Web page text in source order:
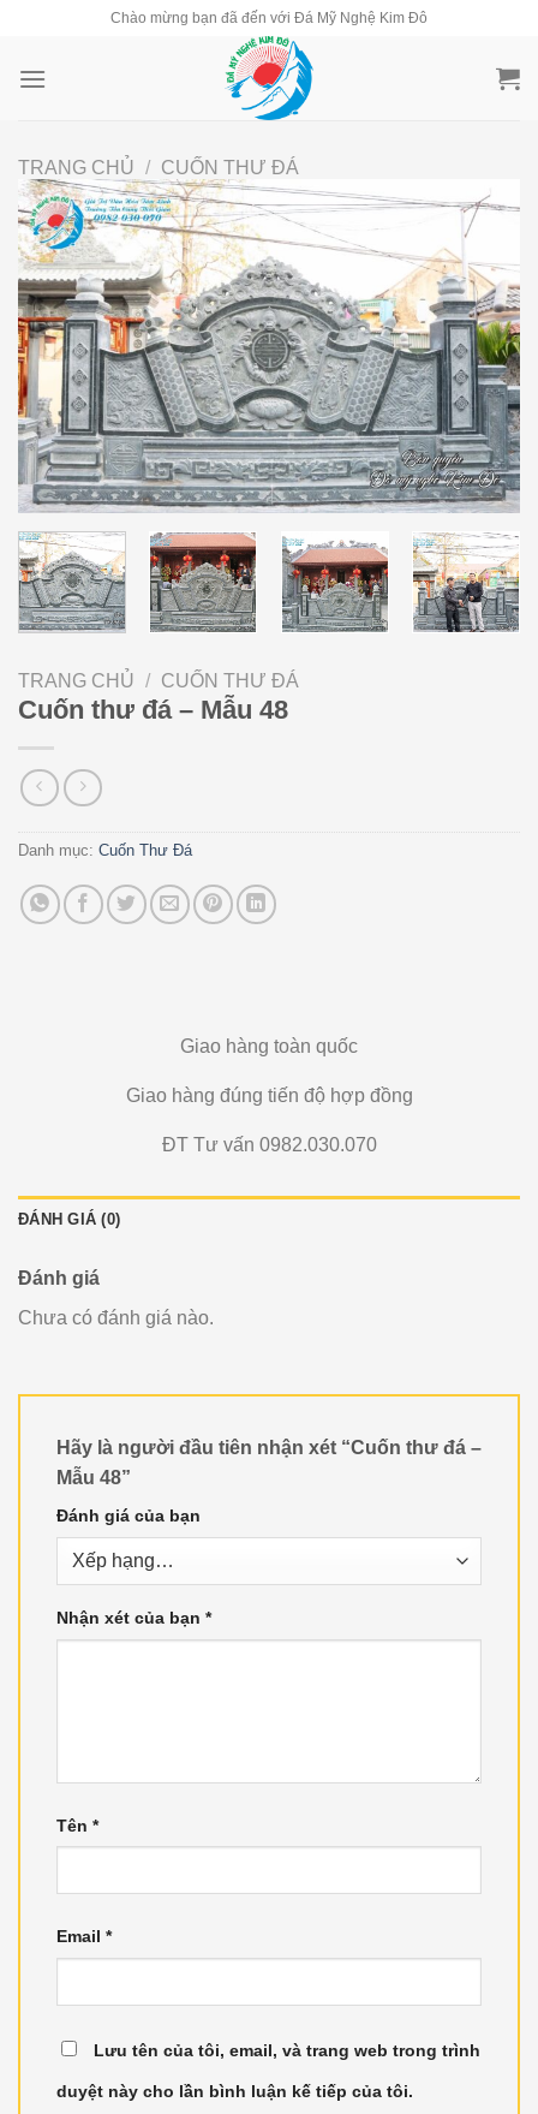
content
Chào mừng bạn đã đến với Đá Mỹ Nghệ Kim Đô
TRANG CHỦ / CUỐN THƯ ĐÁ
TRANG CHỦ / CUỐN THƯ ĐÁ
Cuốn thư đá – Mẫu 48
Danh mục: Cuốn Thư Đá
Giao hàng toàn quốc
Giao hàng đúng tiến độ hợp đồng
ĐT Tư vấn 0982.030.070
ĐÁNH GIÁ (0)
Đánh giá
Chưa có đánh giá nào.
Hãy là người đầu tiên nhận xét “Cuốn thư đá –
Mẫu 48”
Đánh giá của bạn
Nhận xét của bạn *
Tên *
Email *
Lưu tên của tôi, email, và trang web trong trình
duyệt này cho lần bình luận kế tiếp của tôi.